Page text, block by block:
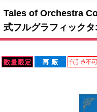
ゲーム
アイドルマスター SideM
アイドルマスター シャイニー
プロジェクトアイマス ヴイアラ
Tales of Orchestra
式フルグラフィック